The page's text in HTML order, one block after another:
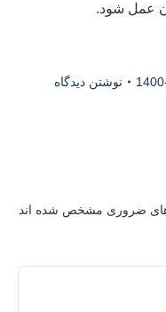
عمل شود.
نوشتن دیدگاه
های ضروری مشخص شده اند